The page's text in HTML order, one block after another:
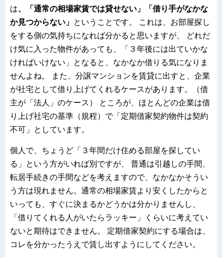
は、「通常の相場家賃では貸せない」「借り手がなかな
か見つからない」 ということです。 これは、お部屋探し
をする側の気持ちになれば分かると思いますが、 どれだ
け気に入った物件があっても、「３年後には出ていかな
ければいけない」となると、なかなか借りる気になりま
せんよね。 また、分譲マンションを賃貸に出すと、企業
が社宅として借り上げてくれるケースがあります。（借
主が「法人」のケース） ところが、ほとんどの企業は借
り上げ社宅の基準（規程）で「定期借家契約物件は契約
不可」としています。
個人で、ちょうど「３年間だけ住める部屋を探してい
る」という方がいれば別ですが、 普通は引越しの手間、
転居手続きの手間などを考えますので、なかなかそうい
う方は現れません。通常の相場家賃より安くしたからと
いっても、すぐに決まるかどうかは分かりませんし、
「借りてくれる人がいたらラッキー」くらいに考えてい
ないと期待はできません。 定期借家契約にする場合は、
コレを分かったうえで賃し出すようにしてください。